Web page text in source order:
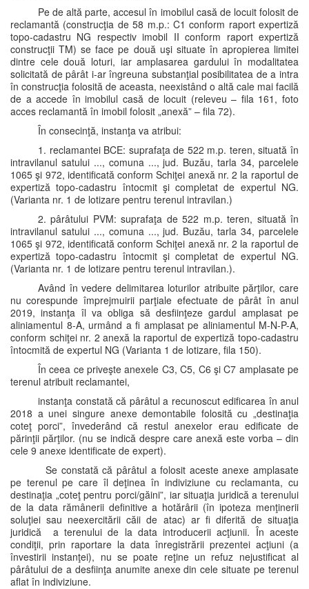
Pe de altă parte, accesul în imobilul casă de locuit folosit de
reclamantă (construcţia de 58 m.p.: C1 conform raport expertiză
topo-cadastru NG respectiv imobil II conform raport expertiză
construcţii TM) se face pe două uşi situate în apropierea limitei
dintre cele două loturi, iar amplasarea gardului în modalitatea
solicitată de pârât i-ar îngreuna substanţial posibilitatea de a intra
în construcţia folosită de aceasta, neexistând o altă cale mai facilă
de a accede în imobilul casă de locuit (releveu – fila 161, foto
acces reclamantă în imobil folosit „anexă” – fila 72).
În consecinţă, instanţa va atribui:
1. reclamantei BCE: suprafaţa de 522 m.p. teren, situată în
intravilanul satului ..., comuna ..., jud. Buzău, tarla 34, parcelele
1065 şi 972, identificată conform Schiţei anexă nr. 2 la raportul de
expertiză topo-cadastru întocmit şi completat de expertul NG.
(Varianta nr. 1 de lotizare pentru terenul intravilan.)
2. pârâtului PVM: suprafaţa de 522 m.p. teren, situată în
intravilanul satului ..., comuna ..., jud. Buzău, tarla 34, parcelele
1065 şi 972, identificată conform Schiţei anexă nr. 2 la raportul de
expertiză topo-cadastru întocmit şi completat de expertul NG.
(Varianta nr. 1 de lotizare pentru terenul intravilan.).
Având în vedere delimitarea loturilor atribuite părţilor, care
nu corespunde împrejmuirii parţiale efectuate de pârât în anul
2019, instanţa îl va obliga să desfiinţeze gardul amplasat pe
aliniamentul 8-A, urmând a fi amplasat pe aliniamentul M-N-P-A,
conform schiţei nr. 2 anexă la raportul de expertiză topo-cadastru
întocmită de expertul NG (Varianta 1 de lotizare, fila 150).
În ceea ce priveşte anexele C3, C5, C6 şi C7 amplasate pe
terenul atribuit reclamantei,
instanţa constată că pârâtul a recunoscut edificarea în anul
2018 a unei singure anexe demontabile folosită cu „destinaţia
coteţ porci”, învederând că restul anexelor erau edificate de
părinţii părţilor. (nu se indică despre care anexă este vorba – din
cele 9 anexe identificate de expert).
Se constată că pârâtul a folosit aceste anexe amplasate
pe terenul pe care îl deţinea în indiviziune cu reclamanta, cu
destinaţia „coteţ pentru porci/găini”, iar situaţia juridică a terenului
de la data rămânerii definitive a hotărârii (în ipoteza menţinerii
soluţiei sau neexercitării căii de atac) ar fi diferită de situaţia
juridică a terenului de la data introducerii acţiunii. În aceste
condiţii, prin raportare la data înregistrării prezentei acţiuni (a
învestirii instanţei), nu se poate reţine un refuz nejustificat al
pârâtului de a desfiinţa anumite anexe din cele situate pe terenul
aflat în indiviziune.